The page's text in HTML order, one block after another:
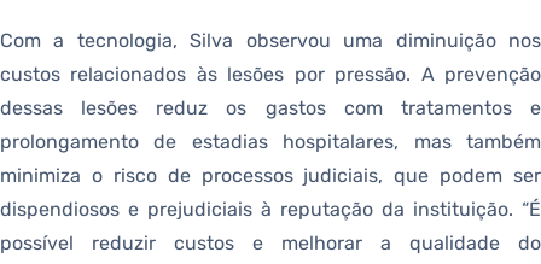
Com a tecnologia, Silva observou uma diminuição nos
custos relacionados às lesões por pressão. A prevenção
dessas lesões reduz os gastos com tratamentos e
prolongamento de estadias hospitalares, mas também
minimiza o risco de processos judiciais, que podem ser
dispendiosos e prejudiciais à reputação da instituição. “É
possível reduzir custos e melhorar a qualidade do